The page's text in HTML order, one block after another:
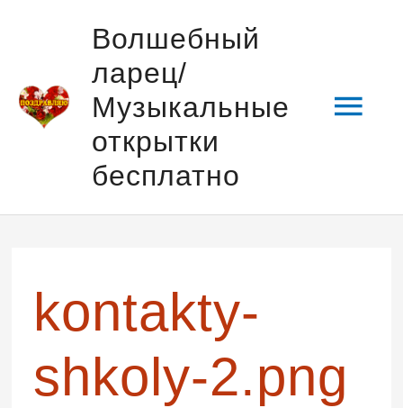
содержимому
Волшебный
ларец/
Музыкальные
открытки
бесплатно
kontakty-
shkoly-2.png